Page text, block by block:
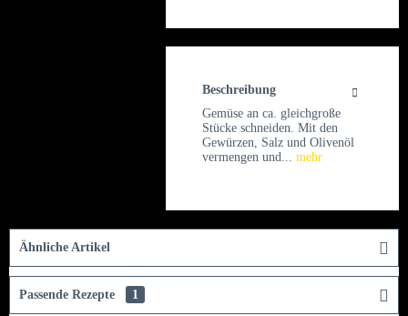
Beschreibung
Gemüse an ca. gleichgroße
Stücke schneiden. Mit den
Gewürzen, Salz und Olivenöl
vermengen und... mehr
Ähnliche Artikel
Passende Rezepte 1